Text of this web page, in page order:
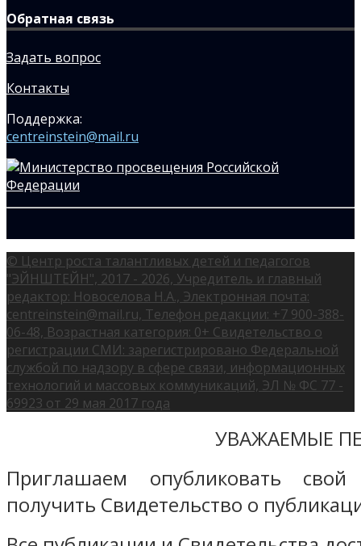
Обратная связь
Задать вопрос
Контакты
Поддержка:
centreinstein@mail.ru
© Центр роста талантливых детей и педагогов
"ЭЙНШТЕЙН", 2017 - 2026, Учредитель и главный
редактор: Новоселова Н.А., Электронная почта:
centreinstein@mail.ru, Телефон редакции: +7 900-388-
06-48, Возрастная категория: 0+ Свидетельство о
регистрации СМИ: зарегистрировано Федеральной
службой по надзору в сфере связи, информационных
технологий и массовых коммуникаций, ЭЛ № ФС 77 -
69923 от 29 мая 2017 года
УВАЖАЕМЫЕ
Приглашаем опубликовать
получить Свидетельство о